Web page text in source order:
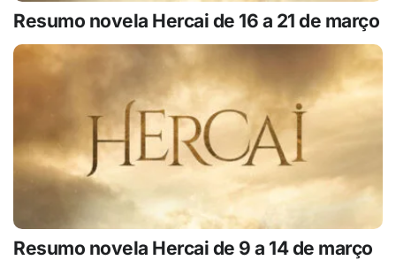
Resumo novela Hercai de 16 a 21 de março
Resumo novela Hercai de 9 a 14 de março